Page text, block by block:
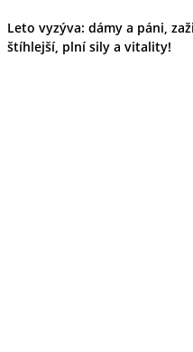
Leto vyzýva: dámy a páni,
štíhlejší, plní sily a vitality!